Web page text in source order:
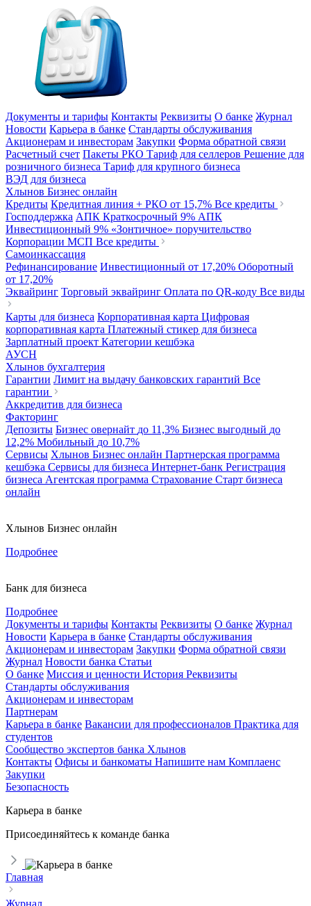
Документы и тарифы Контакты Реквизиты О банке Журнал
Новости Карьера в банке Стандарты обслуживания
Акционерам и инвесторам Закупки Форма обратной связи
Расчетный счет Пакеты РКО Тариф для селлеров Решение для
розничного бизнеса Тариф для крупного бизнеса
ВЭД для бизнеса
Хлынов Бизнес онлайн
Кредиты Кредитная линия + РКО от 15,7% Все кредиты
Господдержка АПК Краткосрочный 9% АПК
Инвестиционный 9% «Зонтичное» поручительство
Корпорации МСП Все кредиты
Самоинкассация
Рефинансирование Инвестиционный от 17,20% Оборотный
от 17,20%
Эквайринг Торговый эквайринг Оплата по QR-коду Все виды
Карты для бизнеса Корпоративная карта Цифровая
корпоративная карта Платежный стикер для бизнеса
Зарплатный проект Категории кешбэка
АУСН
Хлынов бухгалтерия
Гарантии Лимит на выдачу банковских гарантий Все
гарантии
Аккредитив для бизнеса
Факторинг
Депозиты Бизнес овернайт до 11,3% Бизнес выгодный до
12,2% Мобильный до 10,7%
Сервисы Хлынов Бизнес онлайн Партнерская программа
кешбэка Сервисы для бизнеса Интернет-банк Регистрация
бизнеса Агентская программа Страхование Старт бизнеса
онлайн
Хлынов Бизнес онлайн
Подробнее
Банк для бизнеса
Подробнее
Документы и тарифы Контакты Реквизиты О банке Журнал
Новости Карьера в банке Стандарты обслуживания
Акционерам и инвесторам Закупки Форма обратной связи
Журнал Новости банка Статьи
О банке Миссия и ценности История Реквизиты
Стандарты обслуживания
Акционерам и инвесторам
Партнерам
Карьера в банке Вакансии для профессионалов Практика для
студентов
Сообщество экспертов банка Хлынов
Контакты Офисы и банкоматы Напишите нам Комплаенс
Закупки
Безопасность
Карьера в банке
Присоединяйтесь к команде банка
Главная
Журнал